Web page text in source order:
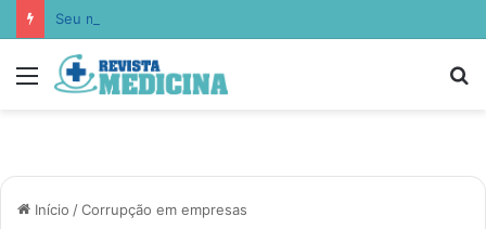
Menu
Início /Corrupção em empresas